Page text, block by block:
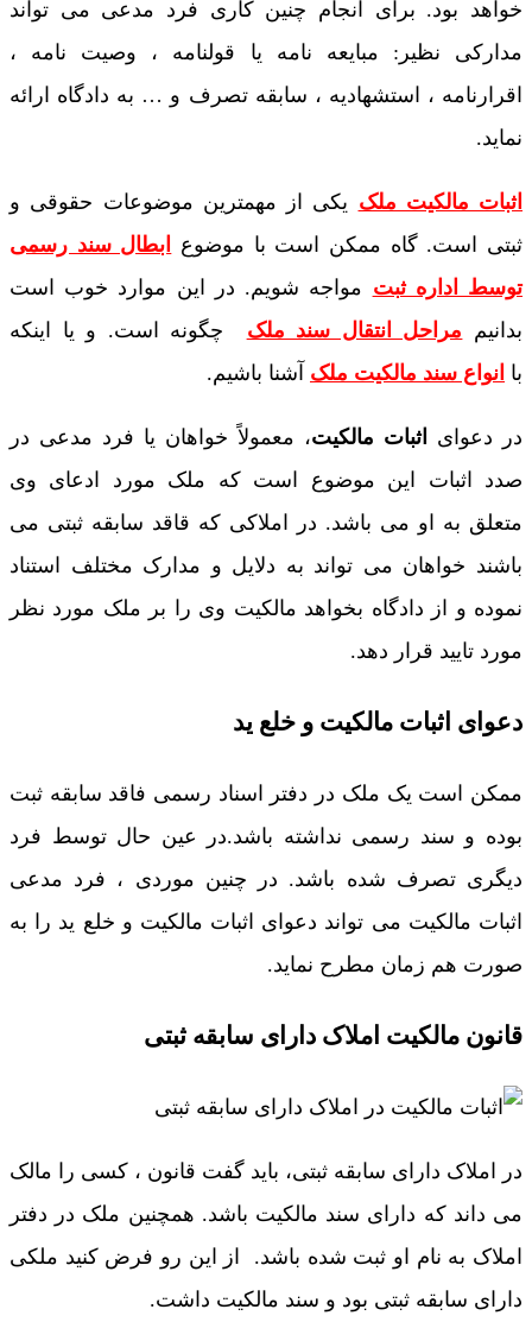
خواهد بود. برای انجام چنین کاری فرد مدعی می تواند
مدارکی نظیر: مبایعه نامه یا قولنامه ، وصیت نامه ،
اقرارنامه ، استشهادیه ، سابقه تصرف و … به دادگاه ارائه
نماید.
اثبات مالکیت ملک یکی از مهمترین موضوعات حقوقی و
ثبتی است. گاه ممکن است با موضوع
ابطال سند رسمی
توسط اداره ثبت مواجه شویم. در این موارد خوب است
بدانیم مراحل انتقال سند ملک
چگونه است. و یا اینکه
با انواع سند مالکیت ملک آشنا باشیم.
در دعوای اثبات مالکیت، معمولاً خواهان یا فرد مدعی در
صدد اثبات این موضوع است که ملک مورد ادعای وی
متعلق به او می باشد. در املاکی که قاقد سابقه ثبتی می
باشند خواهان می تواند به دلایل و مدارک مختلف استناد
نموده و از دادگاه بخواهد مالکیت وی را بر ملک مورد نظر
مورد تایید قرار دهد.
دعوای اثبات مالکیت و خلع ید
ممکن است یک ملک در دفتر اسناد رسمی فاقد سابقه ثبت
بوده و سند رسمی نداشته باشد.در عین حال توسط فرد
دیگری تصرف شده باشد. در چنین موردی ، فرد مدعی
اثبات مالکیت می تواند دعوای اثبات مالکیت و خلع ید را به
صورت هم زمان مطرح نماید.
قانون مالکیت املاک دارای سابقه ثبتی
در املاک دارای سابقه ثبتی، باید گفت قانون ، کسی را مالک
می داند که دارای سند مالکیت باشد. همچنین ملک در دفتر
املاک به نام او ثبت شده باشد. از این رو فرض کنید ملکی
دارای سابقه ثبتی بود و سند مالکیت داشت.